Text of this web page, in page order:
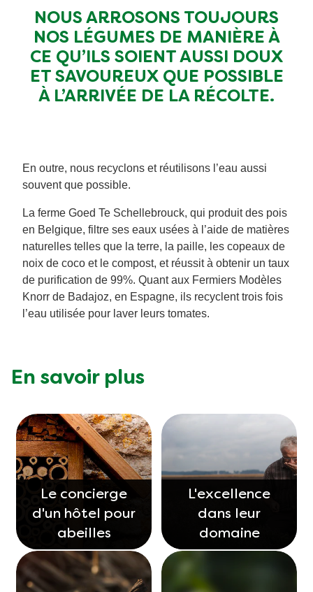
NOUS ARROSONS TOUJOURS
NOS LÉGUMES DE MANIÈRE À
CE QU’ILS SOIENT AUSSI DOUX
ET SAVOUREUX QUE POSSIBLE
À L’ARRIVÉE DE LA RÉCOLTE.
En outre, nous recyclons et réutilisons l’eau aussi
souvent que possible.
La ferme Goed Te Schellebrouck, qui produit des pois
en Belgique, filtre ses eaux usées à l’aide de matières
naturelles telles que la terre, la paille, les copeaux de
noix de coco et le compost, et réussit à obtenir un taux
de purification de 99%. Quant aux Fermiers Modèles
Knorr de Badajoz, en Espagne, ils recyclent trois fois
l’eau utilisée pour laver leurs tomates.
En savoir plus
Le concierge
d'un hôtel pour
abeilles
L'excellence
dans leur
domaine